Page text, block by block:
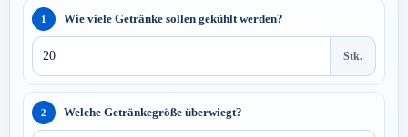
1 Wie viele Getränke sollen gekühlt werden?
Stk.
2 Welche Getränkegröße überwiegt?